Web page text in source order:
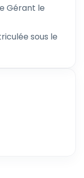
Gérant le
sous le